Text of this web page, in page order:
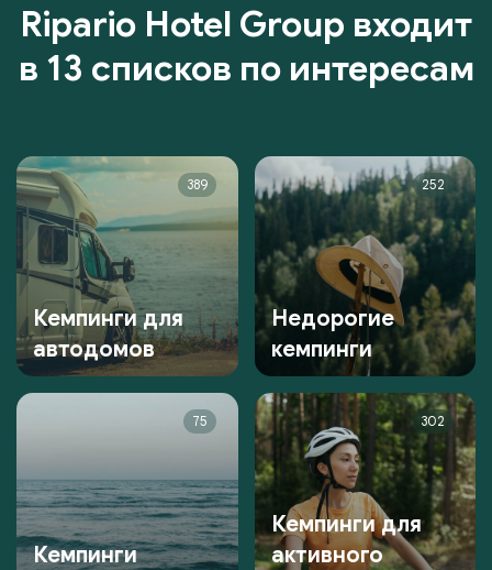
Ripario Hotel Group входит
в 13 списков по интересам
389
Кемпинги для
автодомов
252
Недорогие
кемпинги
75
Кемпинги
302
Кемпинги для
активного